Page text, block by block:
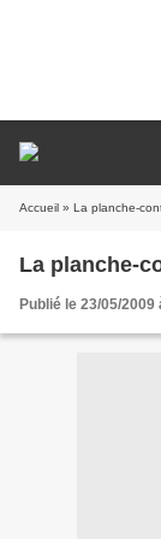
Accueil » La planche-
La planche-
Publié le 23/05/2009